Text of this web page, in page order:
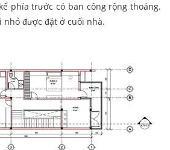
phía trước có ban công rộng thoáng.
nhỏ được đặt ở cuối nhà.